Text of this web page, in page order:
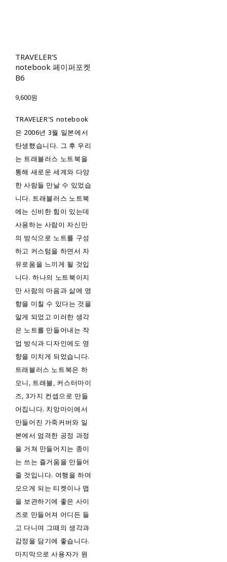
TRAVELER'S
notebook 페이퍼포켓
B6
9,600원
TRAVELER'S notebook
은 2006년 3월 일본에서
탄생했습니다. 그 후 우리
는 트래블러스 노트북을
통해 새로운 세계와 다양
한 사람들 만날 수 있었습
니다. 트래블러스 노트북
에는 신비한 힘이 있는데
사용하는 사람이 자신만
의 방식으로 노트를 구성
하고 커스텀을 하면서 자
유로움을 느끼게 될 것입
니다. 하나의 노트북이지
만 사람의 마음과 삶에 영
향을 미칠 수 있다는 것을
알게 되었고 이러한 생각
은 노트를 만들어내는 작
업 방식과 디자인에도 영
향을 미치게 되었습니다.
트래블러스 노트북은 하
모니, 트래블, 커스터마이
즈, 3가지 컨셉으로 만들
어집니다. 치앙마이에서
만들어진 가죽커버와 일
본에서 엄격한 공정 과정
을 거쳐 만들어지는 종이
는 쓰는 즐거움을 만들어
줄 것입니다. 여행을 하며
모으게 되는 티켓이나 맵
을 보관하기에 좋은 사이
즈로 만들어져 어디든 들
고 다니며 그때의 생각과
감정을 담기에 좋습니다.
마지막으로 사용자가 원